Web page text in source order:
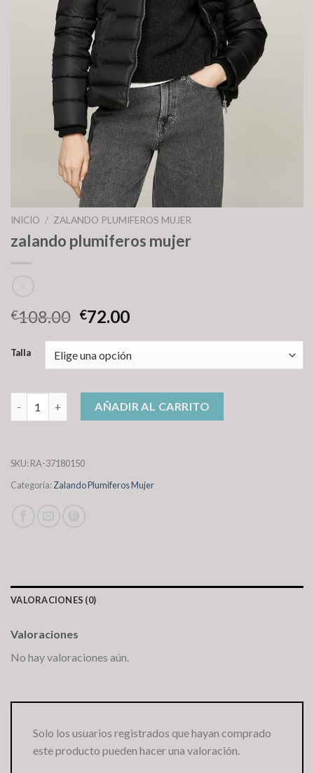
INICIO / ZALANDO PLUMIFEROS MUJER
zalando plumiferos mujer
€108.00 €72.00
Talla
zalando plumiferos mujer cantidad
AÑADIR AL CARRITO
SKU:RA-37180150
Categoría:Zalando Plumiferos Mujer
VALORACIONES (0)
Valoraciones
No hay valoraciones aún.
Solo los usuarios registrados que hayan comprado
este producto pueden hacer una valoración.